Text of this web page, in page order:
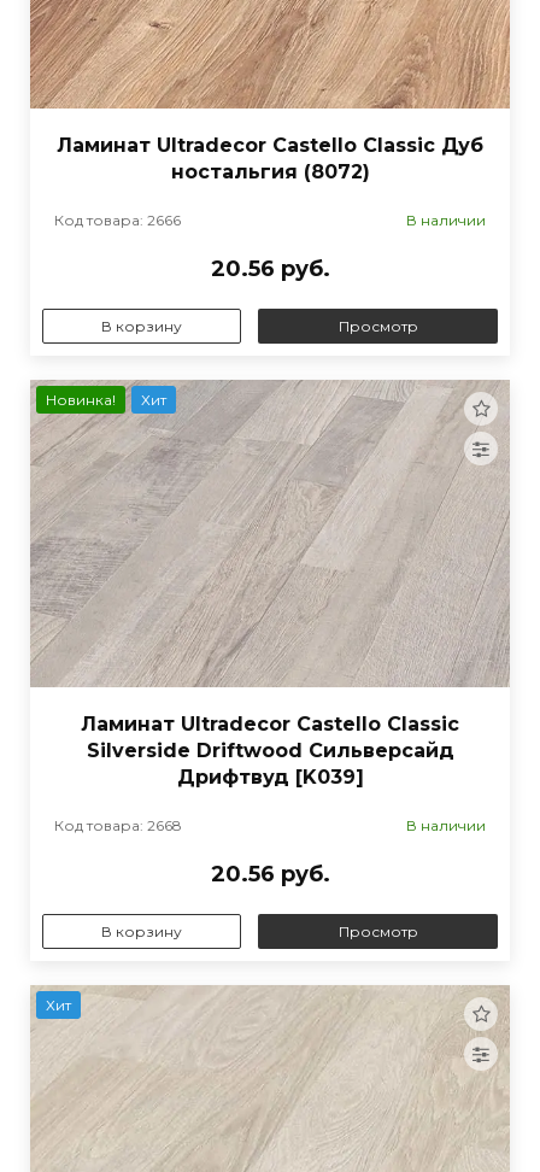
Ламинат Ultradecor Castello Classic Дуб
ностальгия (8072)
Код товара: 2666 В наличии
20.56 руб.
В корзину Просмотр
Новинка! Хит
Ламинат Ultradecor Castello Classic
Silverside Driftwood Сильверсайд
Дрифтвуд [K039]
Код товара: 2668 В наличии
20.56 руб.
В корзину Просмотр
Хит